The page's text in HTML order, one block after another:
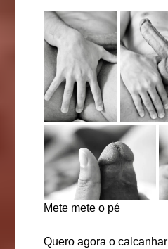
Mete mete o pé
Quero agora o calcanhar